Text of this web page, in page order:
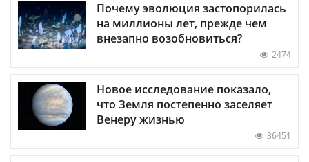
Почему эволюция застопорилась
на миллионы лет, прежде чем
внезапно возобновиться?
2474
Новое исследование показало,
что Земля постепенно заселяет
Венеру жизнью
36451